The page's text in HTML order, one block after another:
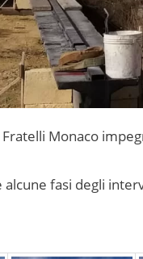
Monaco
alcune fasi degli